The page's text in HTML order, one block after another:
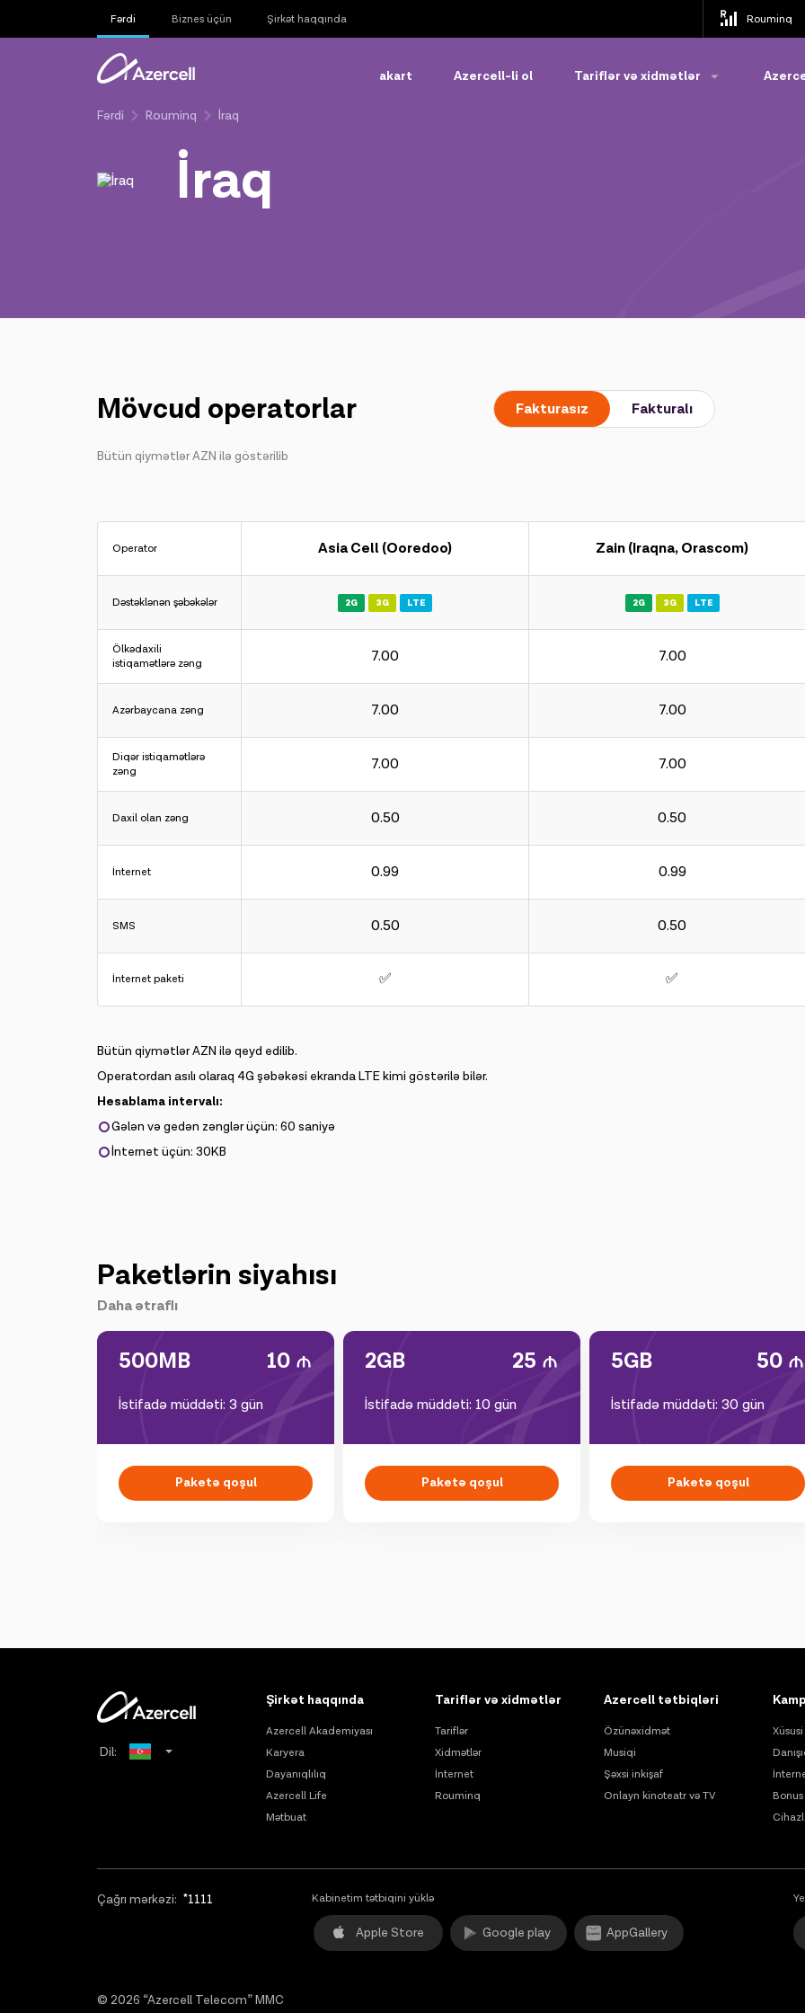
Fərdi Biznes üçün Şirkət haqqında Rouminq
akart Azercell-li ol Tariflər və xidmətlər
Fərdi Rouminq İraq
İraq
Mövcud operatorlar
Bütün qiymətlər AZN ilə göstərilib
Fakturasız Fakturalı
Operator
Dəstəklənən şəbəkələr
Ölkədaxili
istiqamətlərə zəng
Azərbaycana zəng
Diqər istiqamətlərə
zəng
Daxil olan zəng
İnternet
SMS
İnternet paketi
Asia Cell (Ooredoo)
2G 3G LTE
7.00
7.00
7.00
0.50
0.99
0.50
✅
Zain (Iraqna, Orascom)
2G 3G LTE
7.00
7.00
7.00
0.50
0.99
0.50
✅
Bütün qiymətlər AZN ilə qeyd edilib.
Operatordan asılı olaraq 4G şəbəkəsi ekranda LTE kimi göstərilə bilər.
Hesablama intervalı:
Gələn və gedən zənglər üçün: 60 saniyə
İnternet üçün: 30KB
Paketlərin siyahısı
Daha ətraflı
500MB 10
İstifadə müddəti: 3 gün
Paketə qoşul
2GB 25
İstifadə müddəti: 10 gün
Paketə qoşul
5GB 50
İstifadə müddəti: 30 gün
Paketə qoşul
Dil:
Şirkət haqqında
Azercell Akademiyası
Karyera
Dayanıqlılıq
Azercell Life
Mətbuat
Tariflər və xidmətlər
Tariflər
Xidmətlər
İnternet
Rouminq
Azercell tətbiqləri
Özünəxidmət
Musiqi
Şəxsi inkişaf
Onlayn kinoteatr və TV
Çağrı mərkəzi: *1111 Kabinetim tətbiqini yüklə
Apple Store Google play AppGallery
© 2026 “Azercell Telecom” MMC